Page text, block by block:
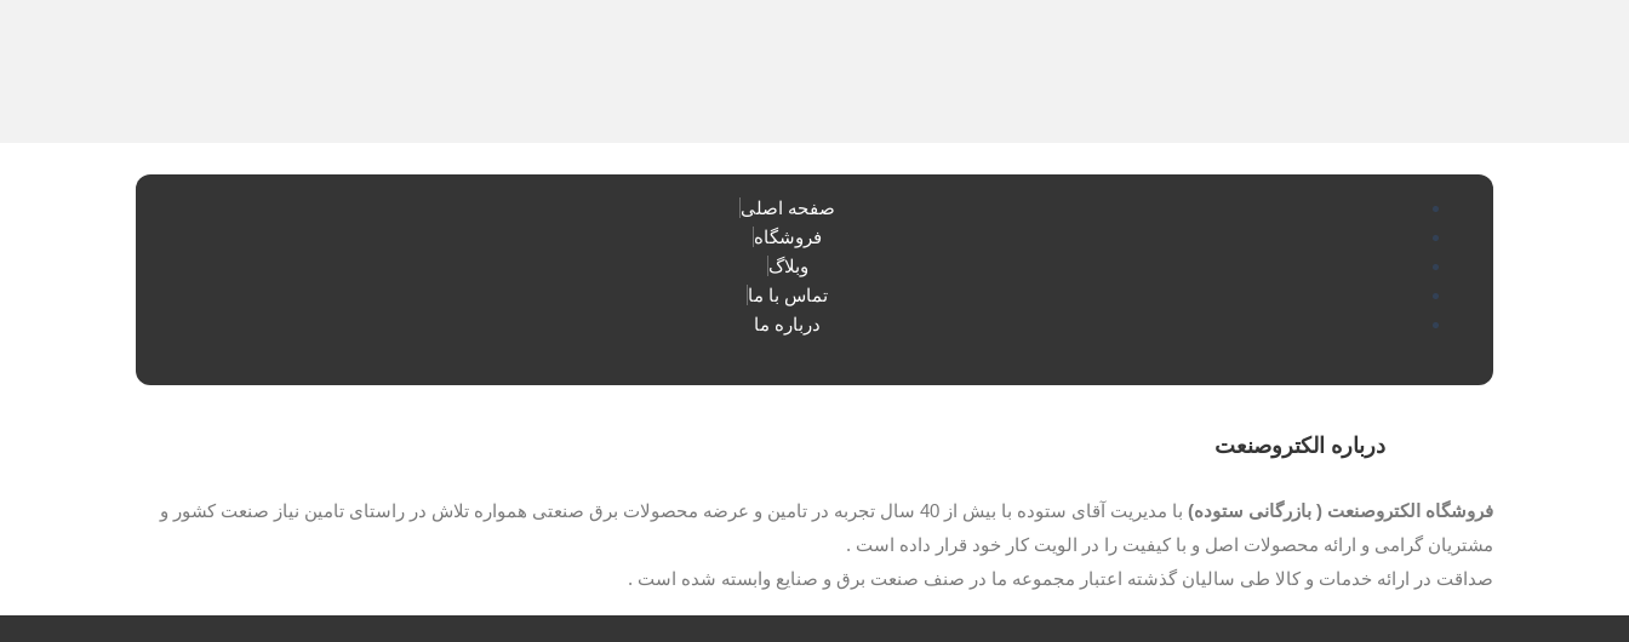
صفحه اصلی
فروشگاه
وبلاگ
تماس با ما
درباره ما
درباره الکتروصنعت
فروشگاه الکتروصنعت ( بازرگانی ستوده)
با مدیریت آقای ستوده با بیش از 40 سال تجربه در تامین و عرضه محصولات برق صنعتی همواره تلاش در راستای تامین نیاز صنعت کشور و
مشتریان گرامی و ارائه محصولات اصل و با کیفیت را در الویت کار خود قرار داده است .
صداقت در ارائه خدمات و کالا طی سالیان گذشته اعتبار مجموعه ما در صنف صنعت برق و صنایع وابسته شده است .